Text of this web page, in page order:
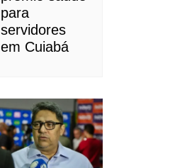
para
servidores
em Cuiabá